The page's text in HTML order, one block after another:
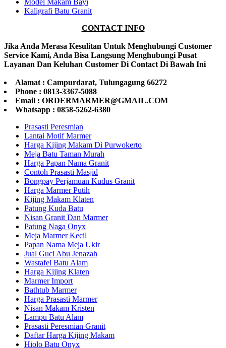
Kaligrafi Batu Granit
CONTACT INFO
Jika Anda Merasa Kesulitan Untuk Menghubungi Customer
Service Kami, Anda Bisa Langsung Menghubungi Pusat
Layanan Dan Keluhan Customer Di Contact Di Bawah Ini
Alamat : Campurdarat, Tulungagung 66272
Phone : 0813-3367-5088
Email : ORDERMARMER@GMAIL.COM
Whatsapp : 0858-5262-6380
Prasasti Peresmian
Lantai Motif Marmer
Harga Kijing Makam Di Purwokerto
Meja Batu Taman Murah
Harga Papan Nama Granit
Contoh Prasasti Masjid
Bongpay Perjamuan Kudus Granit
Harga Marmer Putih
Kijing Makam Klaten
Patung Kuda Batu
Nisan Granit Dan Marmer
Patung Naga Onyx
Meja Marmer Kecil
Papan Nama Meja Ukir
Jual Guci Abu Jenazah
Wastafel Batu Alam
Harga Kijing Klaten
Marmer Import
Bathtub Marmer
Harga Prasasti Marmer
Nisan Makam Kristen
Lampu Batu Alam
Prasasti Peresmian Granit
Daftar Harga Kijing Makam
Hiolo Batu Onyx